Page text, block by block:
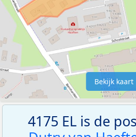
Bekijk kaart
4175 EL is de